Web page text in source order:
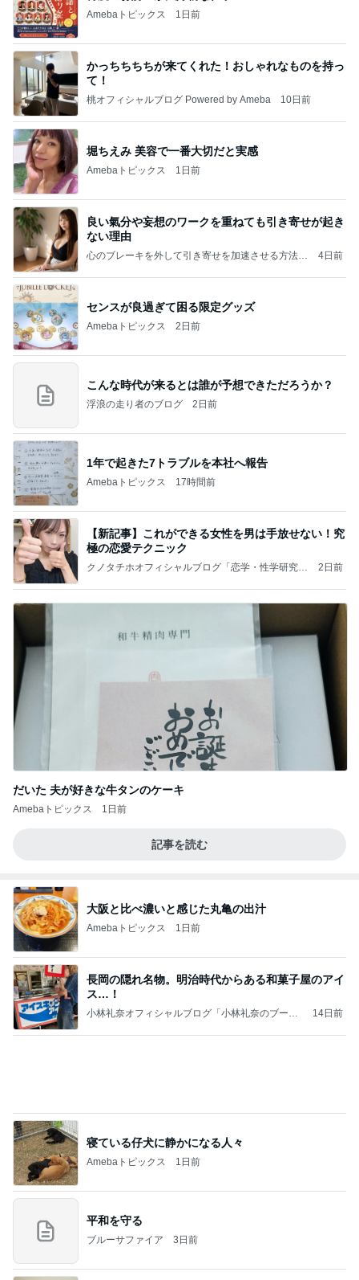
Amebaトピックス 1日前
かっちちちちが来てくれた！おしゃれなものを持っ
て！
桃オフィシャルブログ Powered by Ameba 10日前
堀ちえみ 美容で一番大切だと実感
Amebaトピックス 1日前
良い氣分や妄想のワークを重ねても引き寄せが起き
ない理由
心のブレーキを外して引き寄せを加速させる方法：
4日前
センスが良過ぎて困る限定グッズ
Amebaトピックス 2日前
こんな時代が来るとは誰が予想できただろうか？
浮浪の走り者のブログ 2日前
1年で起きた7トラブルを本社へ報告
Amebaトピックス 17時間前
【新記事】これができる女性を男は手放せない！究
極の恋愛テクニック
クノタチホオフィシャルブログ「恋学・性学研究
2日前
だいた 夫が好きな牛タンのケーキ
Amebaトピックス 1日前
記事を読む
大阪と比べ濃いと感じた丸亀の出汁
Amebaトピックス 1日前
長岡の隠れ名物。明治時代からある和菓子屋のアイ
ス…！
小林礼奈オフィシャルブログ「小林礼奈のブーブ
14日前
寝ている仔犬に静かになる人々
Amebaトピックス 1日前
平和を守る
ブルーサファイア 3日前